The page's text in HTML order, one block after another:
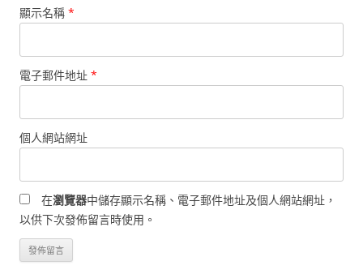
顯示名稱 *
電子郵件地址 *
個人網站網址
在瀏覽器中儲存顯示名稱、電子郵件地址及個人網站網址，
以供下次發佈留言時使用。